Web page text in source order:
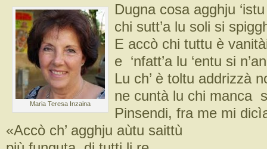
Maria Teresa Inzaina
Dugna cosa agghju ‘istu
chi sutt’a lu soli si
E accò chi tuttu è
e ‘nfatt’a lu ‘entu si
Lu ch’ è toltu addrizzà
ne cuntà lu chi manca
Pinsendi, fra me mi
«Accò ch’ agghju aùtu saittù